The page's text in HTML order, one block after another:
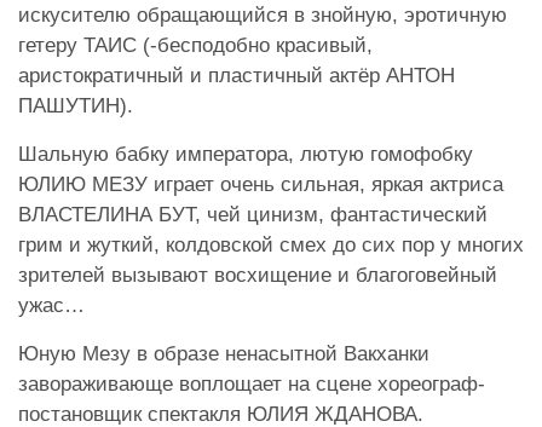
искусителю обращающийся в знойную, эротичную
гетеру ТАИС (-бесподобно красивый,
аристократичный и пластичный актёр АНТОН
ПАШУТИН).
Шальную бабку императора, лютую гомофобку
ЮЛИЮ МЕЗУ играет очень сильная, яркая актриса
ВЛАСТЕЛИНА БУТ, чей цинизм, фантастический
грим и жуткий, колдовской смех до сих пор у многих
зрителей вызывают восхищение и благоговейный
ужас…
Юную Мезу в образе ненасытной Вакханки
завораживающе воплощает на сцене хореограф-
постановщик спектакля ЮЛИЯ ЖДАНОВА.